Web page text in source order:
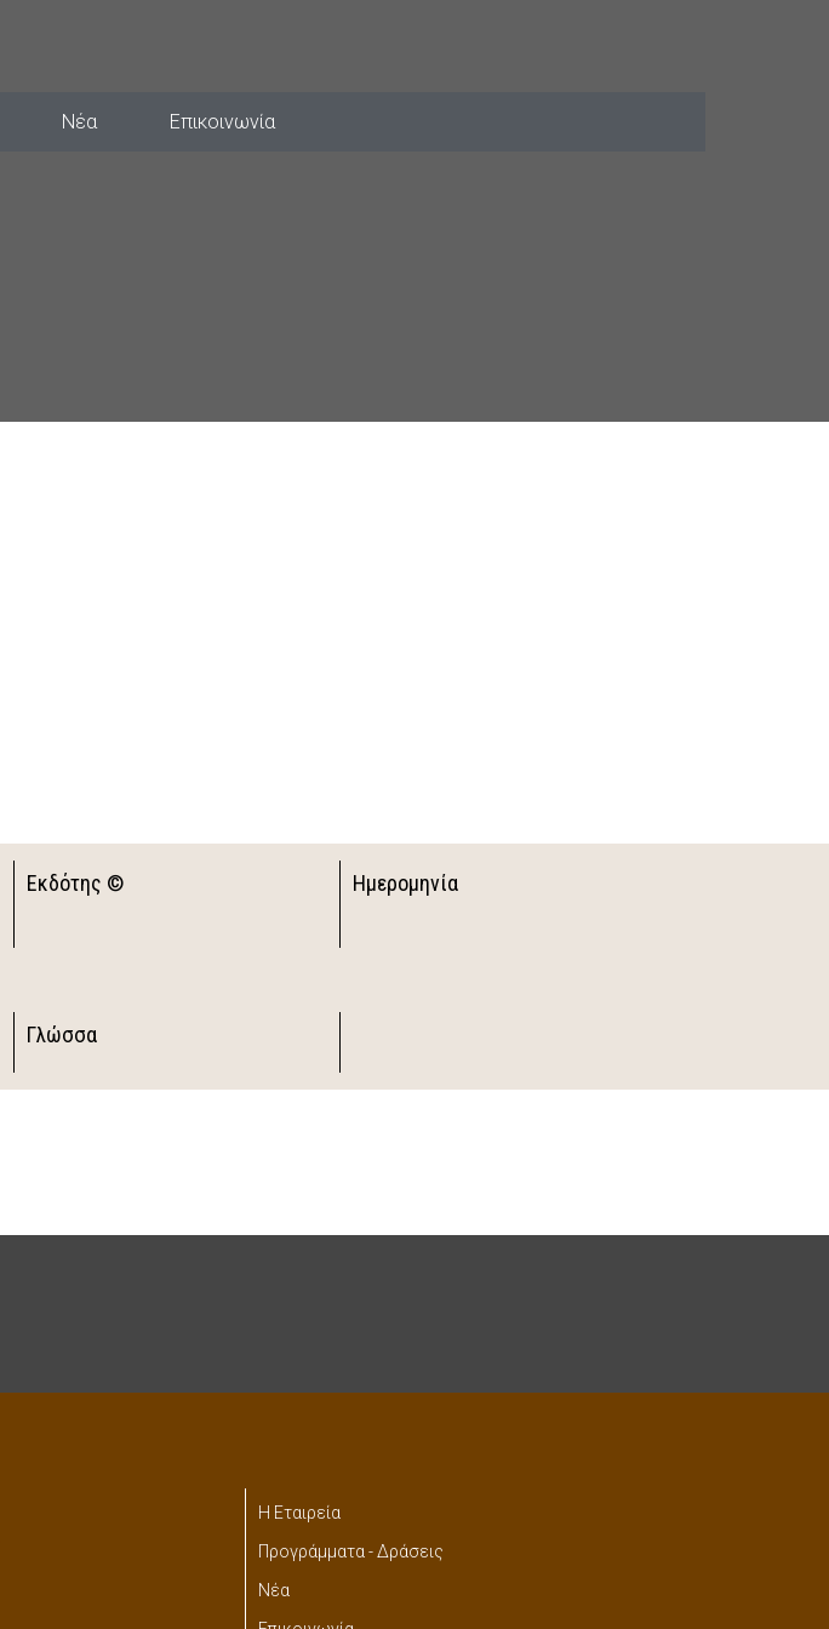
Νέα Επικοινωνία
Εκδότης © Ημερομηνία
Γλώσσα
Η Εταιρεία
Προγράμματα - Δράσεις
Νέα